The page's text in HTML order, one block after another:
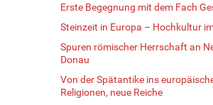
Erste Begegnung mit dem Fach
Steinzeit in Europa – Hochkultur
Spuren römischer Herrschaft an
Donau
Von der Spätantike ins
Religionen, neue Reiche